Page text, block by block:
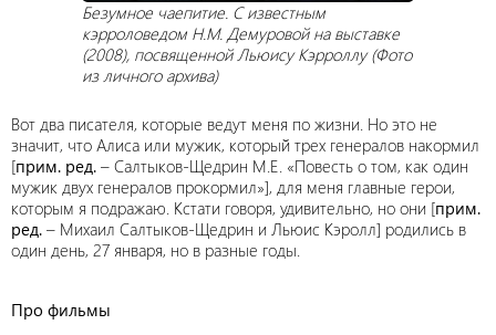
Безумное чаепитие. С известным
кэрроловедом Н.М. Демуровой на выставке
(2008), посвященной Льюису Кэрроллу (Фото
из личного архива)
Вот два писателя, которые ведут меня по жизни. Но это не
значит, что Алиса или мужик, который трех генералов накормил
[прим. ред. – Салтыков-Щедрин М.Е. «Повесть о том, как один
мужик двух генералов прокормил»], для меня главные герои,
которым я подражаю. Кстати говоря, удивительно, но они [прим.
ред. – Михаил Салтыков-Щедрин и Льюис Кэролл] родились в
один день, 27 января, но в разные годы.
Про фильмы